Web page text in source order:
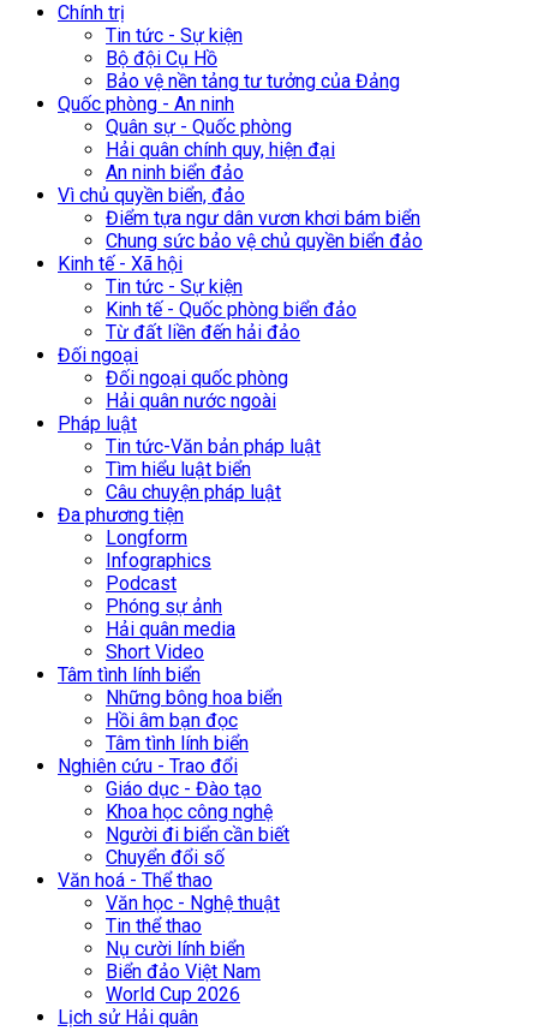
Chính trị
Tin tức - Sự kiện
Bộ đội Cụ Hồ
Bảo vệ nền tảng tư tưởng của Đảng
Quốc phòng - An ninh
Quân sự - Quốc phòng
Hải quân chính quy, hiện đại
An ninh biển đảo
Vì chủ quyền biển, đảo
Điểm tựa ngư dân vươn khơi bám biển
Chung sức bảo vệ chủ quyền biển đảo
Kinh tế - Xã hội
Tin tức - Sự kiện
Kinh tế - Quốc phòng biển đảo
Từ đất liền đến hải đảo
Đối ngoại
Đối ngoại quốc phòng
Hải quân nước ngoài
Pháp luật
Tin tức-Văn bản pháp luật
Tìm hiểu luật biển
Câu chuyện pháp luật
Đa phương tiện
Longform
Infographics
Podcast
Phóng sự ảnh
Hải quân media
Short Video
Tâm tình lính biển
Những bông hoa biển
Hồi âm bạn đọc
Tâm tình lính biển
Nghiên cứu - Trao đổi
Giáo dục - Đào tạo
Khoa học công nghệ
Người đi biển cần biết
Chuyển đổi số
Văn hoá - Thể thao
Văn học - Nghệ thuật
Tin thể thao
Nụ cười lính biển
Biển đảo Việt Nam
World Cup 2026
Lịch sử Hải quân